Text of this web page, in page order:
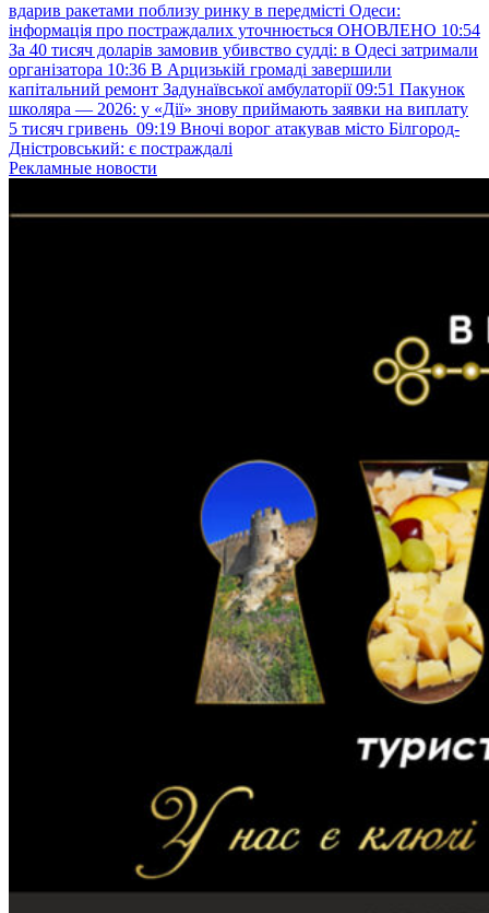
вдарив ракетами поблизу ринку в передмісті Одеси:
інформація про постраждалих уточнюється ОНОВЛЕНО 10:54
За 40 тисяч доларів замовив убивство судді: в Одесі затримали
організатора 10:36 В Арцизькій громаді завершили
капітальний ремонт Задунаївської амбулаторії 09:51 Пакунок
школяра — 2026: у «Дії» знову приймають заявки на виплату
5 тисяч гривень 09:19 Вночі ворог атакував місто Білгород-
Дністровський: є постраждалі
Рекламные новости